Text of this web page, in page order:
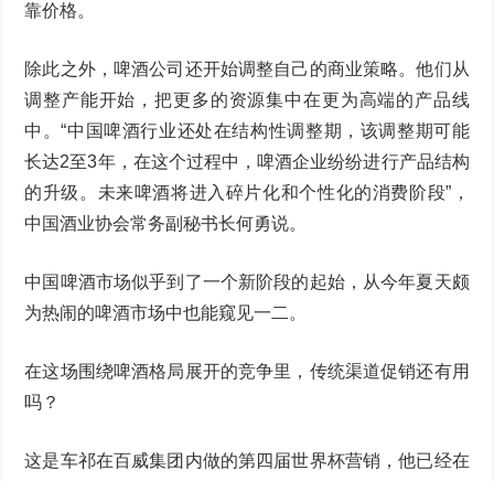
靠价格。
除此之外，啤酒公司还开始调整自己的商业策略。他们从
调整产能开始，把更多的资源集中在更为高端的产品线
中。“中国啤酒行业还处在结构性调整期，该调整期可能
长达2至3年，在这个过程中，啤酒企业纷纷进行产品结构
的升级。未来啤酒将进入碎片化和个性化的消费阶段”，
中国酒业协会常务副秘书长何勇说。
中国啤酒市场似乎到了一个新阶段的起始，从今年夏天颇
为热闹的啤酒市场中也能窥见一二。
在这场围绕啤酒格局展开的竞争里，传统渠道促销还有用
吗？
这是车祁在百威集团内做的第四届世界杯营销，他已经在